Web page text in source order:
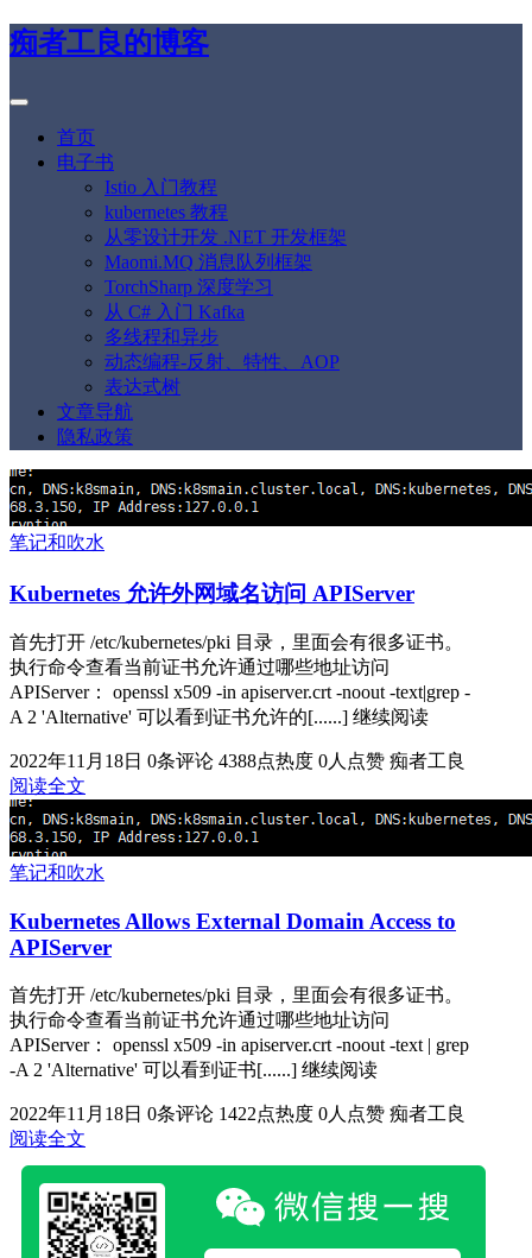
痴者工良的博客
首页
电子书
Istio 入门教程
kubernetes 教程
从零设计开发 .NET 开发框架
Maomi.MQ 消息队列框架
TorchSharp 深度学习
从 C# 入门 Kafka
多线程和异步
动态编程-反射、特性、AOP
表达式树
文章导航
隐私政策
笔记和吹水
Kubernetes 允许外网域名访问 APIServer
首先打开 /etc/kubernetes/pki 目录，里面会有很多证书。
执行命令查看当前证书允许通过哪些地址访问
APIServer： openssl x509 -in apiserver.crt -noout -text|grep -
A 2 'Alternative' 可以看到证书允许的[......] 继续阅读
2022年11月18日 0条评论 4388点热度 0人点赞 痴者工良
阅读全文
笔记和吹水
Kubernetes Allows External Domain Access to
APIServer
首先打开 /etc/kubernetes/pki 目录，里面会有很多证书。
执行命令查看当前证书允许通过哪些地址访问
APIServer： openssl x509 -in apiserver.crt -noout -text | grep
-A 2 'Alternative' 可以看到证书[......] 继续阅读
2022年11月18日 0条评论 1422点热度 0人点赞 痴者工良
阅读全文